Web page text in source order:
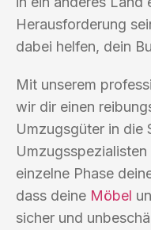
Herausforderung
dabei helfen, dein
Mit unserem
wir dir einen
Umzugsgüter in die
einzelne Phase
dass deine Möbel
sicher und